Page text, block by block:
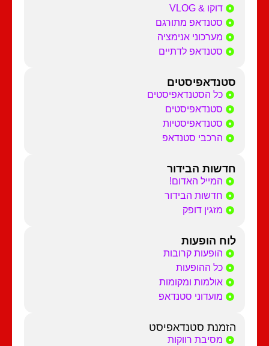
דוקו & VLOG
סטנדאפ מתורגם
מערכוני אנימציה
סטנדאפ לדתיים
סטנדאפיסטים
כל הסטנדאפיסטים
סטנדאפיסטים
סטנדאפיסטיות
הרכבי סטנדאפ
חדשות הבידור
המייל האדום!
חדשות הבידור
מזגין דופק
לוח הופעות
הופעות קרובות
כל ההופעות
אולמות ומקומות
מועדוני סטנדאפ
הזמנת סטנדאפיסט
מסיבת רווקות